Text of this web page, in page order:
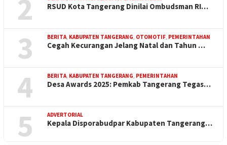
2 RSUD Kota Tangerang Dinilai Ombudsman RI…
3 BERITA KABUPATEN TANGERANG OTOMOTIF PEMERINTAHAN
Cegah Kecurangan Jelang Natal dan Tahun …
4 BERITA KABUPATEN TANGERANG PEMERINTAHAN
Desa Awards 2025: Pemkab Tangerang Tegas…
5 ADVERTORIAL
Kepala Disporabudpar Kabupaten Tangerang…